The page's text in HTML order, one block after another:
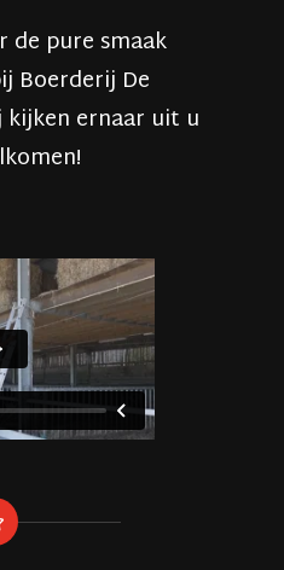
de pure smaak
Boerderij De
kijken ernaar uit u